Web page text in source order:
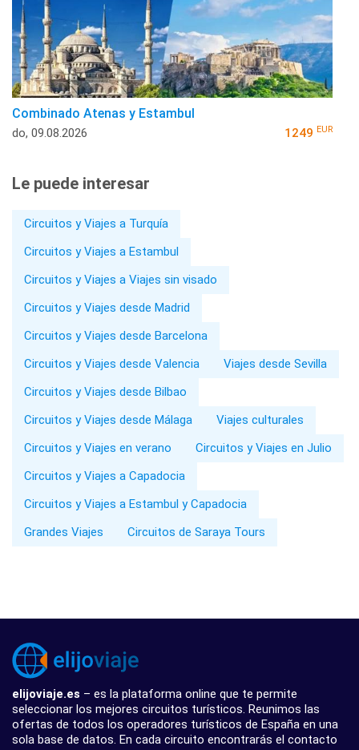
Combinado Atenas y Estambul
do, 09.08.2026 1249 EUR
Le puede interesar
Circuitos y Viajes a Turquía
Circuitos y Viajes a Estambul
Circuitos y Viajes a Viajes sin visado
Circuitos y Viajes desde Madrid
Circuitos y Viajes desde Barcelona
Circuitos y Viajes desde Valencia
Viajes desde Sevilla
Circuitos y Viajes desde Bilbao
Circuitos y Viajes desde Málaga
Viajes culturales
Circuitos y Viajes en verano
Circuitos y Viajes en Julio
Circuitos y Viajes a Capadocia
Circuitos y Viajes a Estambul y Capadocia
Grandes Viajes
Circuitos de Saraya Tours
elijoviaje.es – es la plataforma online que te permite
seleccionar los mejores circuitos turísticos. Reunimos las
ofertas de todos los operadores turísticos de España en una
sola base de datos. En cada circuito encontrarás el contacto